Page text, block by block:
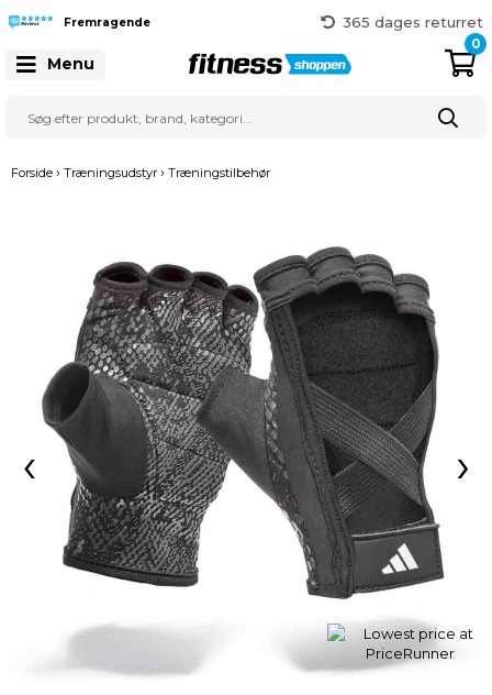
365 dages returret
Gratis fragt over 999 kr.
41 128 128
Fremragende
Menu
0
Forside › Træningsudstyr › Træningstilbehør
‹ ›